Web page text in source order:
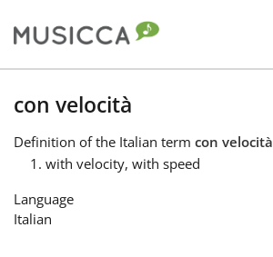
Bahasa Indonesia
Български
Dansk
con velocità
Definition of the Italian term con velocità
with velocity, with speed
Language
Italian